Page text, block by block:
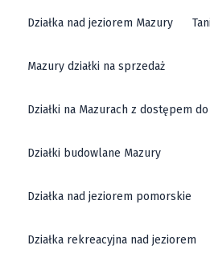
Działka nad jeziorem Mazury
Mazury działki na sprzedaż
Działki na Mazurach z dostępem
Działki budowlane Mazury
Działka nad jeziorem pomorskie
Działka rekreacyjna nad jeziorem